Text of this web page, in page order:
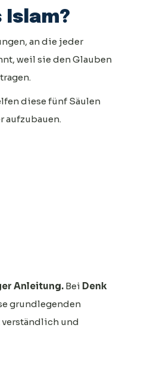
Islam?
an die jeder
weil sie den Glauben
diese fünf Säulen
aufzubauen.
Anleitung. Bei Denk
grundlegenden
verständlich und